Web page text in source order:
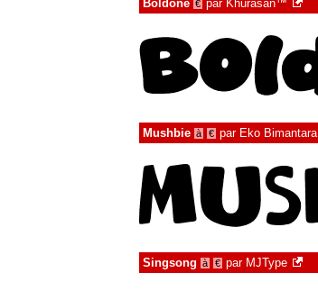
Boldone € par Khurasan™
Mushbie à € par Eko Bimantara
Singsong à € par MJType